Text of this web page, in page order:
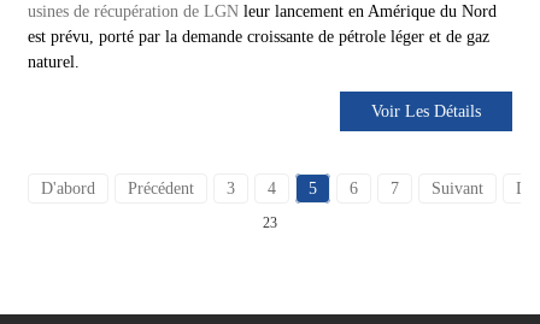
usines de récupération de LGNleur lancement en Amérique du Nord
est prévu, porté par la demande croissante de pétrole léger et de gaz
naturel.
Voir Les Détails
D'abord Précédent 3 4 5 6 7 Suivant
23